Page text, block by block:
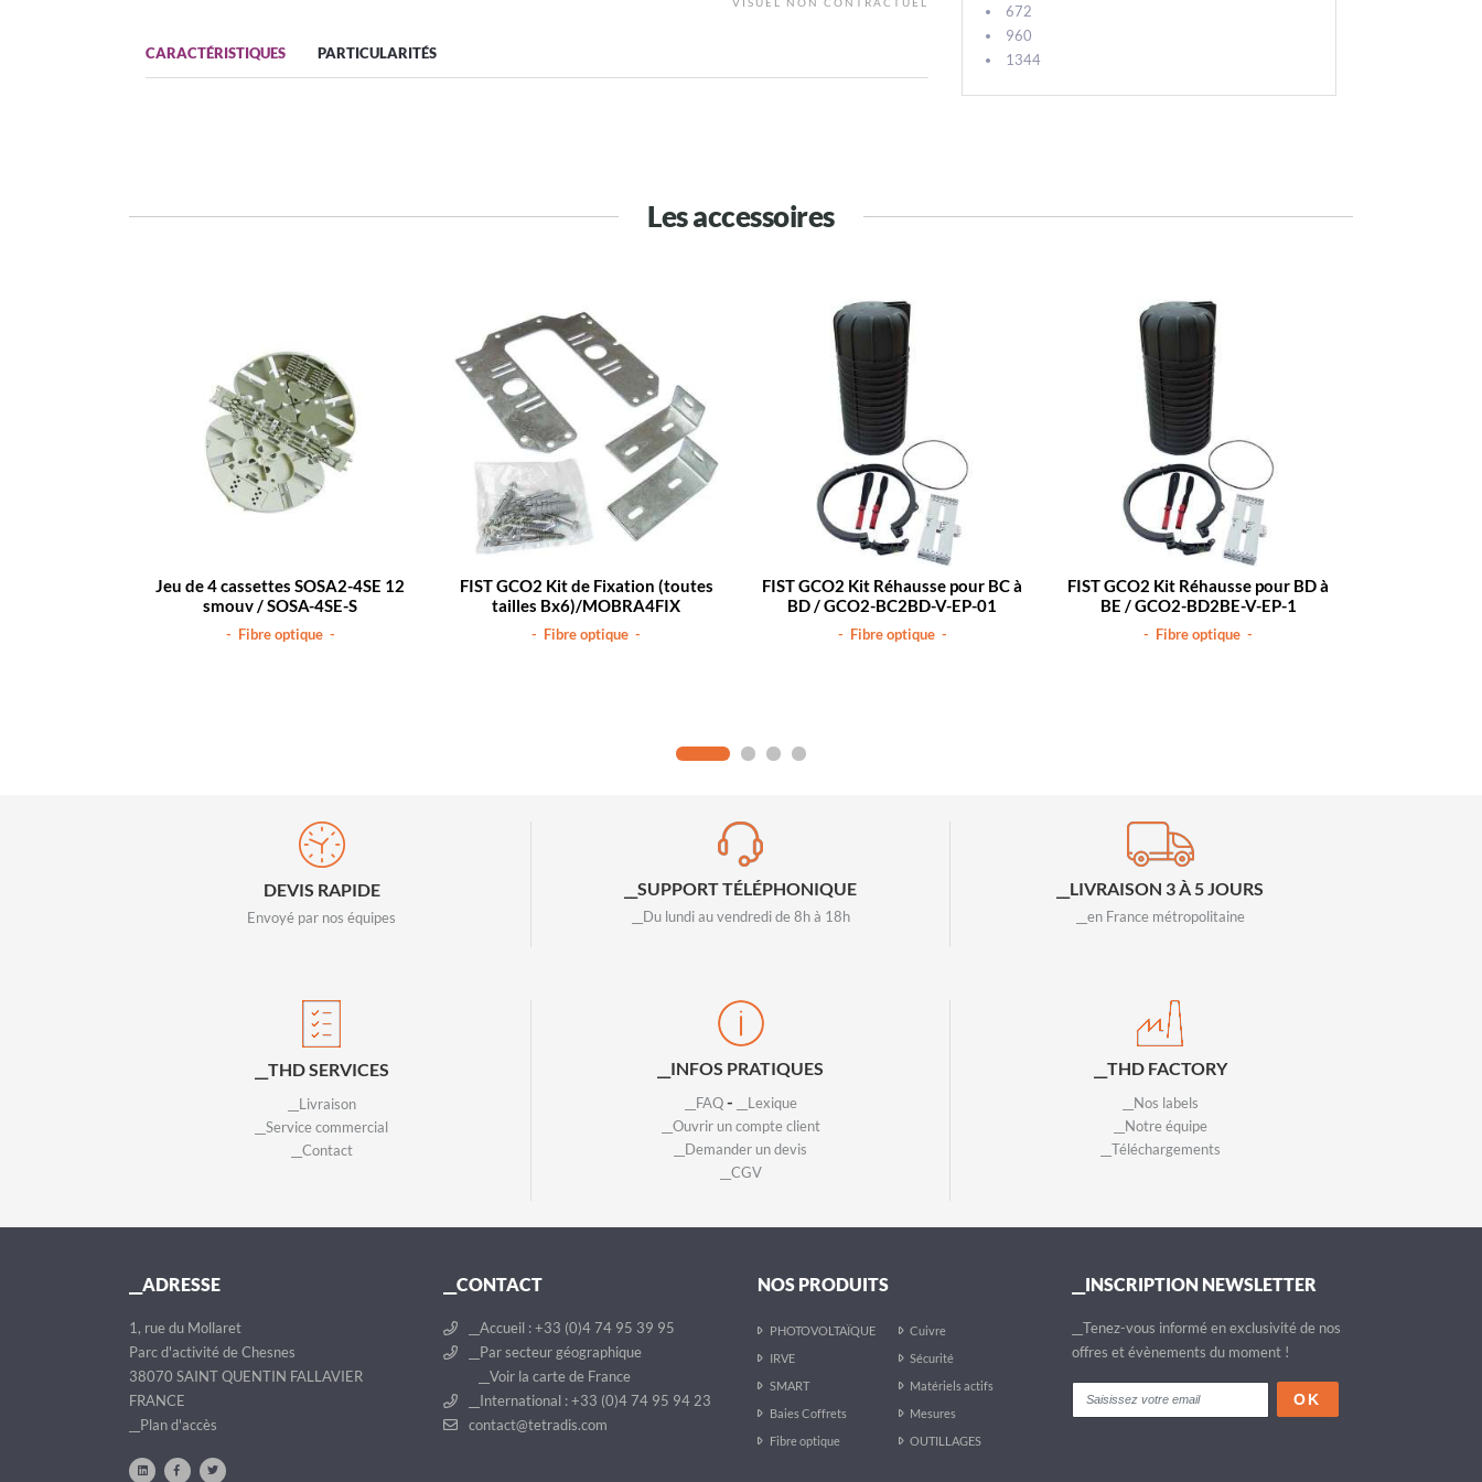
CARACTÉRISTIQUES PARTICULARITÉS
672
960
1344
Les accessoires
Jeu de 4 cassettes SOSA2-4SE 12
smouv / SOSA-4SE-S
- Fibre optique -
FIST GCO2 Kit de Fixation (toutes
tailles Bx6)/MOBRA4FIX
- Fibre optique -
FIST GCO2 Kit Réhausse pour BC à
BD / GCO2-BC2BD-V-EP-01
- Fibre optique -
FIST GCO2 Kit Réhausse pour BD à
BE / GCO2-BD2BE-V-EP-1
- Fibre optique -
DEVIS RAPIDE
Envoyé par nos équipes
__SUPPORT TÉLÉPHONIQUE
__Du lundi au vendredi de 8h à 18h
__LIVRAISON 3 À 5 JOURS
__en France métropolitaine
__THD SERVICES
__Livraison
__Service commercial
__Contact
__INFOS PRATIQUES
__FAQ-
__Lexique
__Ouvrir un compte client
__Demander un devis
__CGV
__THD FACTORY
__Nos labels
__Notre équipe
__Téléchargements
__ADRESSE
1, rue du Mollaret
Parc d'activité de Chesnes
38070 SAINT QUENTIN FALLAVIER
FRANCE
__Plan d'accès
__CONTACT
__Accueil : +33 (0)4 74 95 39 95
__Par secteur géographique
__Voir la carte de France
__International : +33 (0)4 74 95 94 23
contact@tetradis.com
NOS PRODUITS
PHOTOVOLTAÏQUE
IRVE
SMART
Baies Coffrets
Fibre optique
Cuivre
Sécurité
Matériels actifs
Mesures
OUTILLAGES
__INSCRIPTION NEWSLETTER
__Tenez-vous informé en exclusivité de nos
offres et évènements du moment !